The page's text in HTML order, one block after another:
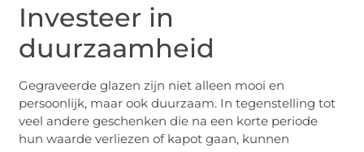
Investeer in
duurzaamheid
Gegraveerde glazen zijn niet alleen mooi en
persoonlijk, maar ook duurzaam. In tegenstelling tot
veel andere geschenken die na een korte periode
hun waarde verliezen of kapot gaan, kunnen